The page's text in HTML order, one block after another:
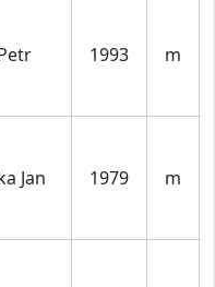
1993 m
Jan 1979 m